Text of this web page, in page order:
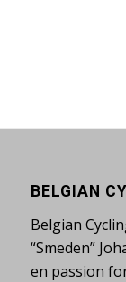
BELGIAN
Belgian
“Smeden”
en passion